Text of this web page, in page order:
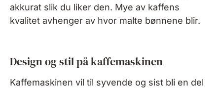
akkurat slik du liker den. Mye av kaffens
kvalitet avhenger av hvor malte bønnene blir.
Design og stil på kaffemaskinen
Kaffemaskinen vil til syvende og sist bli en del